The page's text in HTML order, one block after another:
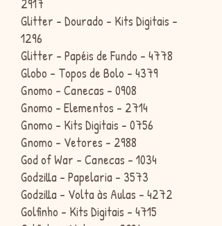
2917
Glitter - Dourado - Kits Digitais -
1296
Glitter - Papéis de Fundo - 4778
Globo - Topos de Bolo - 4379
Gnomo - Canecas - 0908
Gnomo - Elementos - 2714
Gnomo - Kits Digitais - 0756
Gnomo - Vetores - 2988
God of War - Canecas - 1034
Godzilla - Papelaria - 3573
Godzilla - Volta às Aulas - 4272
Golfinho - Kits Digitais - 4715